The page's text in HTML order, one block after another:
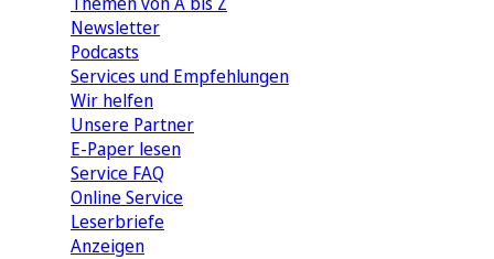
Newsletter
Podcasts
Services und Empfehlungen
Wir helfen
Unsere Partner
E-Paper lesen
Service FAQ
Online Service
Leserbriefe
Anzeigen